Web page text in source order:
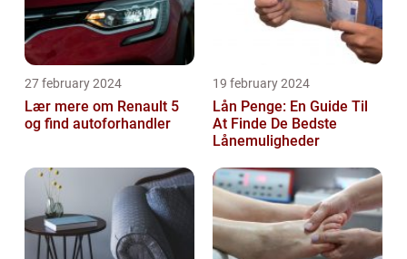
27 february 2024
Lær mere om Renault 5
og find autoforhandler
19 february 2024
Lån Penge: En Guide Til
At Finde De Bedste
Lånemuligheder